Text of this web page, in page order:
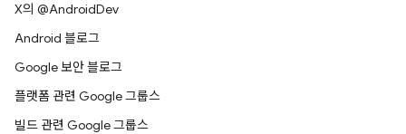
X의 @AndroidDev
Android 블로그
Google 보안 블로그
플랫폼 관련 Google 그룹스
빌드 관련 Google 그룹스